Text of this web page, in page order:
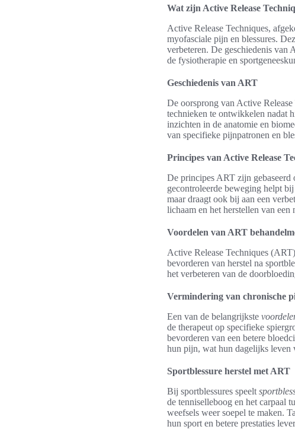
Wat zijn Active Release
Active Release Techniques,
myofasciale pijn en blessures.
verbeteren. De geschiedenis van
de fysiotherapie en
Geschiedenis van ART
De oorsprong van Active
technieken te ontwikkelen nadat
inzichten in de anatomie en
van specifieke pijnpatronen en
Principes van Active Release
De principes ART zijn gebaseerd
gecontroleerde beweging helpt
maar draagt ook bij aan een
lichaam en het herstellen van
Voordelen van ART
Active Release Techniques
bevorderen van herstel na
het verbeteren van de
Vermindering van chronische
Een van de belangrijkste
de therapeut op specifieke
bevorderen van een betere
hun pijn, wat hun dagelijks leven
Sportblessure herstel met ART
Bij sportblessures speelt
de tenniselleboog en het carpaal
weefsels weer soepel te maken.
hun sport en betere prestaties